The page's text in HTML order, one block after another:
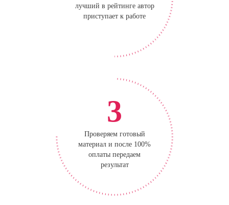
лучший в рейтинге автор
приступает к работе
3
Проверяем готовый
материал и после 100%
оплаты передаем
результат